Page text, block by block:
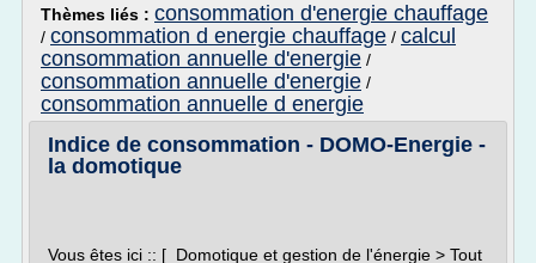
Thèmes liés : consommation d'energie chauffage
/ consommation d energie chauffage / calcul
consommation annuelle d'energie /
consommation annuelle d'energie /
consommation annuelle d energie
Indice de consommation - DOMO-Energie -
la domotique
Vous êtes ici :: [ Domotique et gestion de l'énergie > Tout